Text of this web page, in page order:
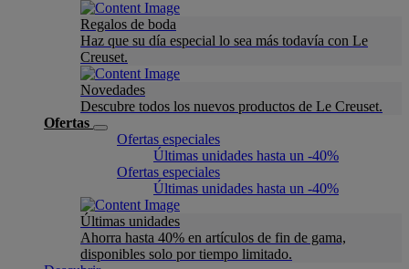
Regalos de boda
Haz que su día especial lo sea más todavía con Le
Creuset.
Novedades
Descubre todos los nuevos productos de Le Creuset.
Ofertas
Ofertas especiales
Últimas unidades hasta un -40%
Ofertas especiales
Últimas unidades hasta un -40%
Últimas unidades
Ahorra hasta 40% en artículos de fin de gama,
disponibles solo por tiempo limitado.